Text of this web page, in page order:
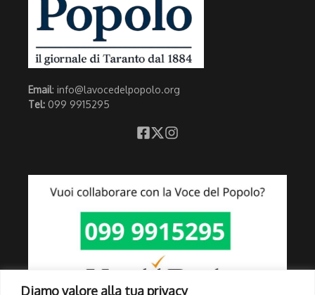
Diamo valore alla tua privacy
Email: info@lavocedelpopolo.org
Tel: 099 9915295